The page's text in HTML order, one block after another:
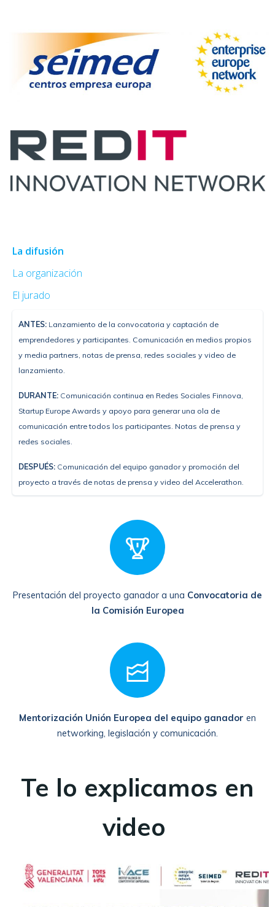
La difusión
La organización
El jurado
ANTES: L anzamiento de la convocatoria y captación de
emprendedores y participantes. Comunicación en medios propios
y media partners, notas de prensa, redes sociales y video de
lanzamiento.
DURANTE: Comunicación continua en Redes Sociales Finnova,
Startup Europe Awards y apoyo para generar una ola de
comunicación entre todos los participantes. Notas de prensa y
redes sociales.
DESPUÉS: Comunicación del equipo ganador y promoción del
proyecto a través de notas de prensa y video del Accelerathon.
Presentación del proyecto ganador a una Convocatoria de
la Comisión Europea
Mentorización Unión Europea del equipo ganador en
networking, legislación y comunicación.
Te lo explicamos en
video